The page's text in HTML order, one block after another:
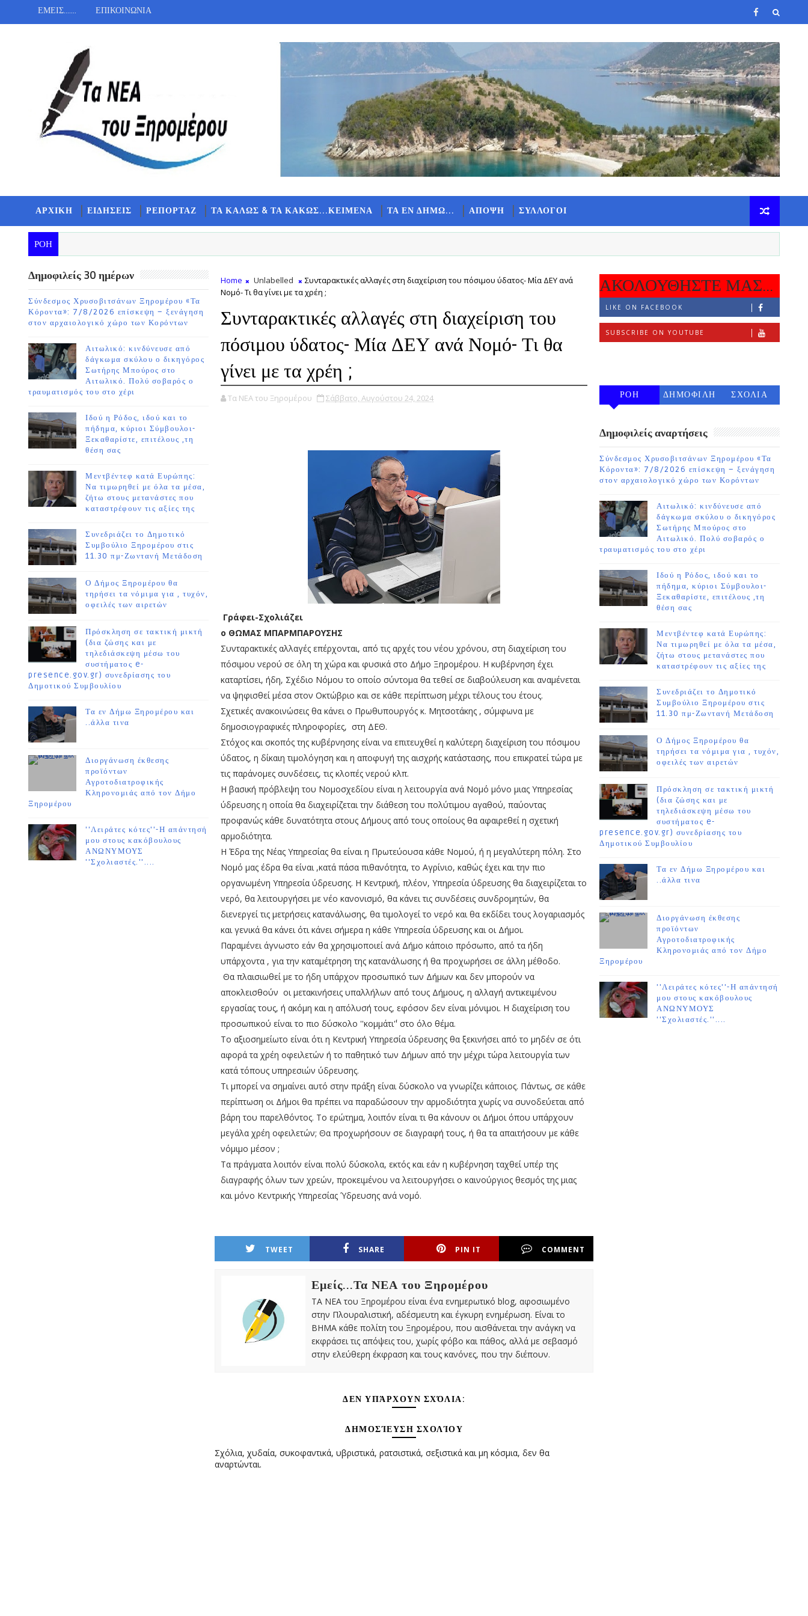
ΕΜΕΙΣ....... ΕΠΙΚΟΙΝΩΝΙΑ
ΑΡΧΙΚΗ ΕΙΔΗΣΕΙΣ ΡΕΠΟΡΤΑΖ ΤΑ ΚΑΛΩΣ & ΤΑ ΚΑΚΩΣ...ΚΕΙΜΕΝΑ ΤΑ ΕΝ ΔΗΜΩ... ΑΠΟΨΗ ΣΥΛΛΟΓΟΙ
ΡΟΗ
Δημοφιλείς 30 ημέρων
Σύνδεσμος Χρυσοβιτσάνων Ξηρομέρου «Τα
Κόροντα»: 7/8/2026 επίσκεψη – ξενάγηση
στον αρχαιολογικό χώρο των Κορόντων
Αιτωλικό: κινδύνευσε από
δάγκωμα σκύλου ο δικηγόρος
Σωτήρης Μπούρος στο
Αιτωλικό. Πολύ σοβαρός ο
τραυματισμός του στο χέρι
Ιδού η Ρόδος, ιδού και το
πήδημα, κύριοι Σύμβουλοι-
Ξεκαθαρίστε, επιτέλους ,τη
θέση σας
Μεντβέντεφ κατά Ευρώπης:
Να τιμωρηθεί με όλα τα μέσα,
ζήτω στους μετανάστες που
καταστρέφουν τις αξίες της
Συνεδριάζει το Δημοτικό
Συμβούλιο Ξηρομέρου στις
11.30 πμ-Ζωντανή Μετάδοση
Ο Δήμος Ξηρομέρου θα
τηρήσει τα νόμιμα για , τυχόν,
οφειλές των αιρετών
Πρόσκληση σε τακτική μικτή
(δια ζώσης και με
τηλεδιάσκεψη μέσω του
συστήματος e-
presence.gov.gr) συνεδρίασης του
Δημοτικού Συμβουλίου
Τα εν Δήμω Ξηρομέρου και
..άλλα τινα
Διοργάνωση έκθεσης
προϊόντων
Αγροτοδιατροφικής
Κληρονομιάς από τον Δήμο
Ξηρομέρου
''Λειράτες κότες''-Η απάντησή
μου στους κακόβουλους
ΑΝΩΝΥΜΟΥΣ
''Σχολιαστές.''....
Home Unlabelled
Συνταρακτικές αλλαγές στη διαχείριση του πόσιμου ύδατος- Μία ΔΕΥ ανά
Νομό- Τι θα γίνει με τα χρέη ;
Συνταρακτικές αλλαγές στη διαχείριση του
πόσιμου ύδατος- Μία ΔΕΥ ανά Νομό- Τι θα
γίνει με τα χρέη ;
Τα ΝΕΑ του Ξηρομέρου Σάββατο, Αυγούστου 24, 2024
Γράφει-Σχολιάζει
ο ΘΩΜΑΣ ΜΠΑΡΜΠΑΡΟΥΣΗΣ
Συνταρακτικές αλλαγές επέρχονται, από τις αρχές του νέου χρόνου, στη διαχείριση του
πόσιμου νερού σε όλη τη χώρα και φυσικά στο Δήμο Ξηρομέρου. Η κυβέρνηση έχει
καταρτίσει, ήδη, Σχέδιο Νόμου το οποίο σύντομα θα τεθεί σε διαβούλευση και αναμένεται
να ψηφισθεί μέσα στον Οκτώβριο και σε κάθε περίπτωση μέχρι τέλους του έτους.
Σχετικές ανακοινώσεις θα κάνει ο Πρωθυπουργός κ. Μητσοτάκης , σύμφωνα με
δημοσιογραφικές πληροφορίες, στη ΔΕΘ.
Στόχος και σκοπός της κυβέρνησης είναι να επιτευχθεί η καλύτερη διαχείριση του πόσιμου
ύδατος, η δίκαιη τιμολόγηση και η αποφυγή της αισχρής κατάστασης, που επικρατεί τώρα με
τις παράνομες συνδέσεις, τις κλοπές νερού κλπ.
Η βασική πρόβλεψη του Νομοσχεδίου είναι η λειτουργία ανά Νομό μόνο μιας Υπηρεσίας
ύδρευσης η οποία θα διαχειρίζεται την διάθεση του πολύτιμου αγαθού, παύοντας
προφανώς κάθε δυνατότητα στους Δήμους από τους οποίους θα αφαιρεθεί η σχετική
αρμοδιότητα.
Η Έδρα της Νέας Υπηρεσίας θα είναι η Πρωτεύουσα κάθε Νομού, ή η μεγαλύτερη πόλη. Στο
Νομό μας έδρα θα είναι ,κατά πάσα πιθανότητα, το Αγρίνιο, καθώς έχει και την πιο
οργανωμένη Υπηρεσία ύδρευσης. Η Κεντρική, πλέον, Υπηρεσία ύδρευσης θα διαχειρίζεται το
νερό, θα λειτουργήσει με νέο κανονισμό, θα κάνει τις συνδέσεις συνδρομητών, θα
διενεργεί τις μετρήσεις κατανάλωσης, θα τιμολογεί το νερό και θα εκδίδει τους λογαριασμός
και γενικά θα κάνει ότι κάνει σήμερα η κάθε Υπηρεσία ύδρευσης και οι Δήμοι.
Παραμένει άγνωστο εάν θα χρησιμοποιεί ανά Δήμο κάποιο πρόσωπο, από τα ήδη
υπάρχοντα , για την καταμέτρηση της κατανάλωσης ή θα προχωρήσει σε άλλη μέθοδο.
Θα πλαισιωθεί με το ήδη υπάρχον προσωπικό των Δήμων και δεν μπορούν να
αποκλεισθούν οι μετακινήσεις υπαλλήλων από τους Δήμους, η αλλαγή αντικειμένου
εργασίας τους, ή ακόμη και η απόλυσή τους, εφόσον δεν είναι μόνιμοι. Η διαχείριση του
προσωπικού είναι το πιο δύσκολο ''κομμάτι΄'' στο όλο θέμα.
Το αξιοσημείωτο είναι ότι η Κεντρική Υπηρεσία ύδρευσης θα ξεκινήσει από το μηδέν σε ότι
αφορά τα χρέη οφειλετών ή το παθητικό των Δήμων από την μέχρι τώρα λειτουργία των
κατά τόπους υπηρεσιών ύδρευσης.
Τι μπορεί να σημαίνει αυτό στην πράξη είναι δύσκολο να γνωρίζει κάποιος. Πάντως, σε κάθε
περίπτωση οι Δήμοι θα πρέπει να παραδώσουν την αρμοδιότητα χωρίς να συνοδεύεται από
βάρη του παρελθόντος. Το ερώτημα, λοιπόν είναι τι θα κάνουν οι Δήμοι όπου υπάρχουν
μεγάλα χρέη οφειλετών; Θα προχωρήσουν σε διαγραφή τους, ή θα τα απαιτήσουν με κάθε
νόμιμο μέσον ;
Τα πράγματα λοιπόν είναι πολύ δύσκολα, εκτός και εάν η κυβέρνηση ταχθεί υπέρ της
διαγραφής όλων των χρεών, προκειμένου να λειτουργήσει ο καινούργιος θεσμός της μιας
και μόνο Κεντρικής Υπηρεσίας Ύδρευσης ανά νομό.
TWEET SHARE PIN IT COMMENT
Εμείς...Τα ΝΕΑ του Ξηρομέρου
ΤΑ ΝΕΑ του Ξηρομέρου είναι ένα ενημερωτικό blog, αφοσιωμένο
στην Πλουραλιστική, αδέσμευτη και έγκυρη ενημέρωση. Είναι το
ΒΗΜΑ κάθε πολίτη του Ξηρομέρου, που αισθάνεται την ανάγκη να
εκφράσει τις απόψεις του, χωρίς φόβο και πάθος, αλλά με σεβασμό
στην ελεύθερη έκφραση και τους κανόνες, που την διέπουν.
ΔΕΝ ΥΠΆΡΧΟΥΝ ΣΧΌΛΙΑ:
ΔΗΜΟΣΊΕΥΣΗ ΣΧΟΛΊΟΥ
Σχόλια, χυδαία, συκοφαντικά, υβριστικά, ρατσιστικά, σεξιστικά και μη κόσμια, δεν θα
αναρτώνται.
ΑΚΟΛΟΥΘΗΣΤΕ ΜΑΣ...
LIKE ON FACEBOOK
SUBSCRIBE ON YOUTUBE
ΡΟΗ
ΔΗΜΟΦΙΛΗ
ΣΧΟΛΙΑ
Δημοφιλείς αναρτήσεις
Σύνδεσμος Χρυσοβιτσάνων Ξηρομέρου «Τα
Κόροντα»: 7/8/2026 επίσκεψη – ξενάγηση
στον αρχαιολογικό χώρο των Κορόντων
Αιτωλικό: κινδύνευσε από
δάγκωμα σκύλου ο δικηγόρος
Σωτήρης Μπούρος στο
Αιτωλικό. Πολύ σοβαρός ο
τραυματισμός του στο χέρι
Ιδού η Ρόδος, ιδού και το
πήδημα, κύριοι Σύμβουλοι-
Ξεκαθαρίστε, επιτέλους ,τη
θέση σας
Μεντβέντεφ κατά Ευρώπης:
Να τιμωρηθεί με όλα τα μέσα,
ζήτω στους μετανάστες που
καταστρέφουν τις αξίες της
Συνεδριάζει το Δημοτικό
Συμβούλιο Ξηρομέρου στις
11.30 πμ-Ζωντανή Μετάδοση
Ο Δήμος Ξηρομέρου θα
τηρήσει τα νόμιμα για , τυχόν,
οφειλές των αιρετών
Πρόσκληση σε τακτική μικτή
(δια ζώσης και με
τηλεδιάσκεψη μέσω του
συστήματος e-
presence.gov.gr) συνεδρίασης του
Δημοτικού Συμβουλίου
Τα εν Δήμω Ξηρομέρου και
..άλλα τινα
Διοργάνωση έκθεσης
προϊόντων
Αγροτοδιατροφικής
Κληρονομιάς από τον Δήμο
Ξηρομέρου
''Λειράτες κότες''-Η απάντησή
μου στους κακόβουλους
ΑΝΩΝΥΜΟΥΣ
''Σχολιαστές.''....